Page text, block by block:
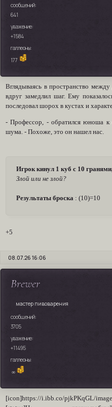
сообщений:
641
уважение:
+1584
галлеоны:
177
Вглядываясь в пространство
вдруг замедлил шаг. Ему
последовал шорох в кустах и
- Профессор, - обратился юноша к
шума. - Похоже, это он нашел нас.
Игрок кинул 1 куб с 10
Злой или не злой?
Результаты броска : (10)=10
+5
08.07.26 16:06
Brewer
мастер пивоварения
сообщений:
3705
уважение:
+11495
галлеоны:
∞
[icon]https://i.ibb.co/pjkPKqGL/